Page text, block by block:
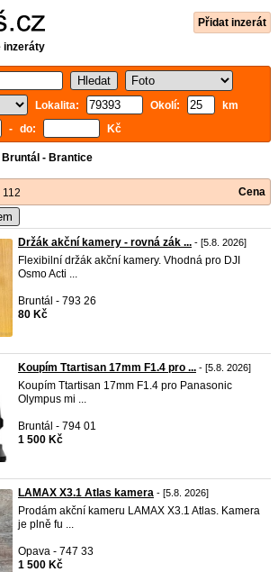
Přidat inzerát
inzeráty
Lokalita:
Okolí:
km
- do: Kč
Bruntál - Brantice
Cena
Držák akční kamery - rovná zák ... - [5.8. 2026]
Flexibilní držák akční kamery. Vhodná pro DJI
Osmo Acti ...
Bruntál - 793 26
80 Kč
Koupím Ttartisan 17mm F1.4 pro ... - [5.8. 2026]
Koupím Ttartisan 17mm F1.4 pro Panasonic
Olympus mi ...
Bruntál - 794 01
1 500 Kč
LAMAX X3.1 Atlas kamera - [5.8. 2026]
Prodám akční kameru LAMAX X3.1 Atlas. Kamera
je plně fu ...
Opava - 747 33
1 500 Kč